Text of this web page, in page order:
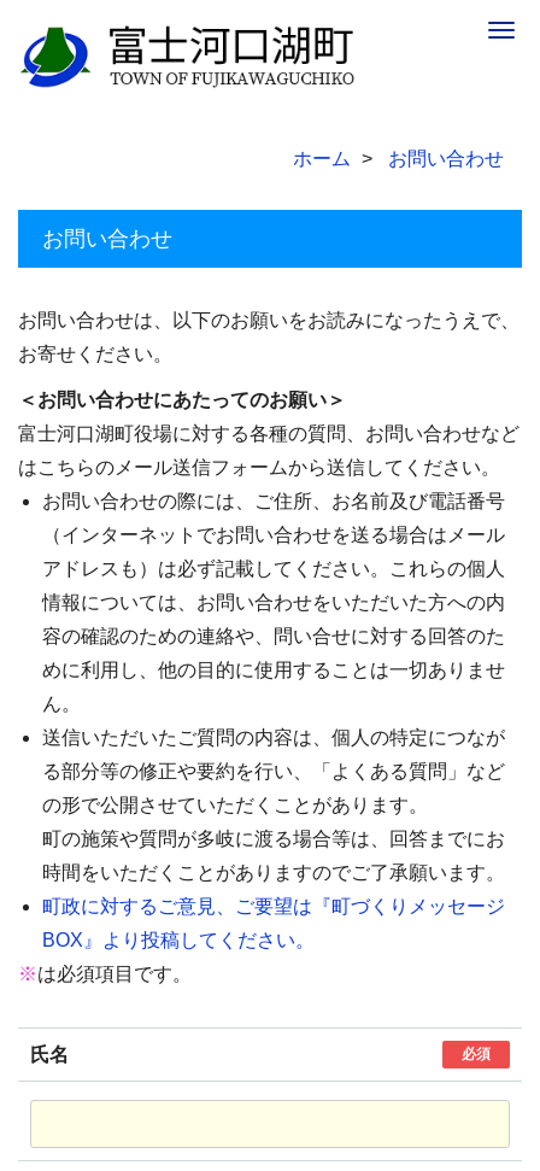
ホーム お問い合わせ
お問い合わせ
お問い合わせは、以下のお願いをお読みになったうえで、
お寄せください。
＜お問い合わせにあたってのお願い＞
富士河口湖町役場に対する各種の質問、お問い合わせなど
はこちらのメール送信フォームから送信してください。
お問い合わせの際には、ご住所、お名前及び電話番号
（インターネットでお問い合わせを送る場合はメール
アドレスも）は必ず記載してください。これらの個人
情報については、お問い合わせをいただいた方への内
容の確認のための連絡や、問い合せに対する回答のた
めに利用し、他の目的に使用することは一切ありませ
ん。
送信いただいたご質問の内容は、個人の特定につなが
る部分等の修正や要約を行い、「よくある質問」など
の形で公開させていただくことがあります。
町の施策や質問が多岐に渡る場合等は、回答までにお
時間をいただくことがありますのでご了承願います。
町政に対するご意見、ご要望は『町づくりメッセージ
BOX』より投稿してください。
※は必須項目です。
氏名 必須